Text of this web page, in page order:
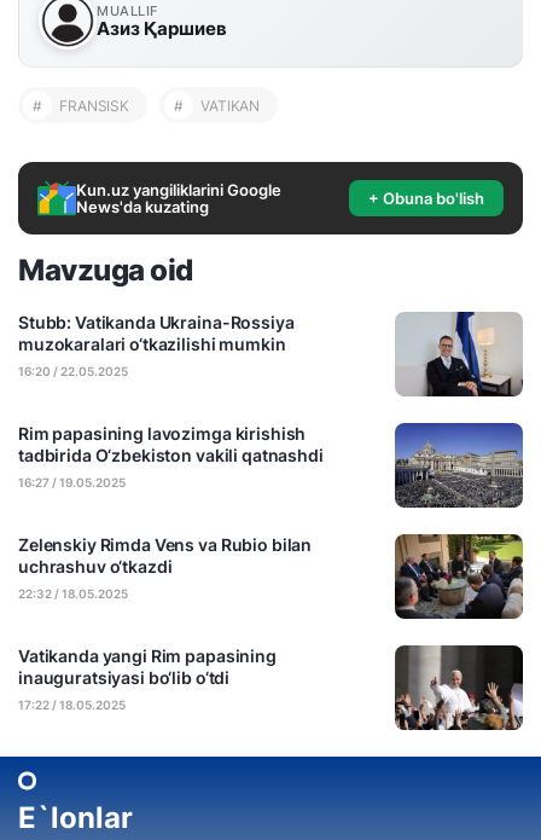
MUALLIF
Азиз Қаршиев
# FRANSISK # VATIKAN
Kun.uz yangiliklarini Google
News'da kuzating
+ Obuna bo'lish
Mavzuga oid
Stubb: Vatikanda Ukraina-Rossiya
muzokaralari o‘tkazilishi mumkin
16:20 / 22.05.2025
Rim papasining lavozimga kirishish
tadbirida O‘zbekiston vakili qatnashdi
16:27 / 19.05.2025
Zelenskiy Rimda Vens va Rubio bilan
uchrashuv o‘tkazdi
22:32 / 18.05.2025
Vatikanda yangi Rim papasining
inauguratsiyasi bo‘lib o‘tdi
17:22 / 18.05.2025
E`lonlar